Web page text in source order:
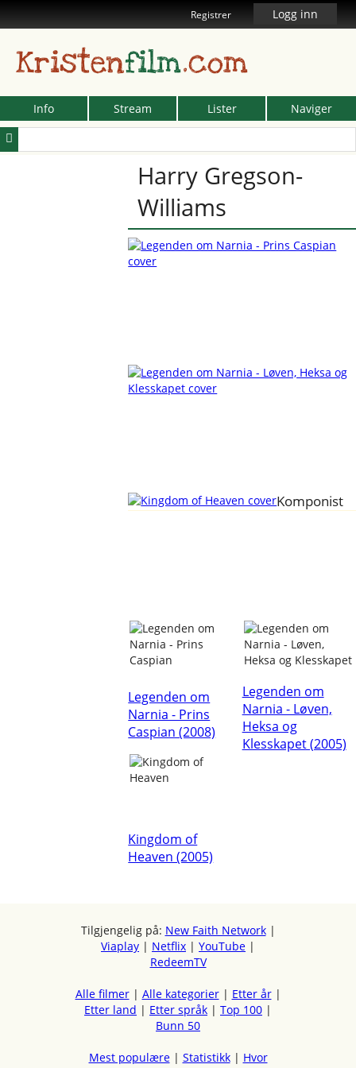
Registrer Logg inn
Kristenfilm.com
Info Stream Lister Naviger
Harry Gregson-
Williams
Komponist
Legenden om
Narnia - Prins
Caspian (2008)
Legenden om
Narnia - Løven,
Heksa og
Klesskapet (2005)
Kingdom of
Heaven (2005)
Tilgjengelig på: New Faith Network|
Viaplay | Netflix | YouTube |
RedeemTV
Alle filmer| Alle kategorier| Etter år|
Etter land | Etter språk | Top 100 |
Bunn 50
Mest populære| Statistikk| Hvor